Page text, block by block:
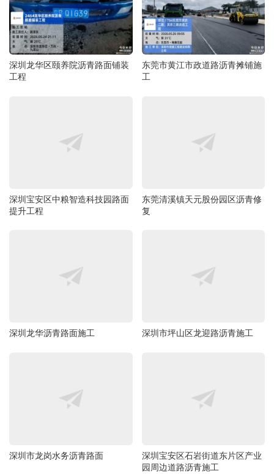
深圳龙华区颐养院沥青路面铺装
工程
东莞市黄江市政道路沥青摊铺施
工
深圳宝安区中粮智造科技园路面
提升工程
东莞清溪镇天元股份园区沥青修
复
深圳龙华沥青路面施工 深圳市坪山区龙迎路沥青施工
深圳市龙岗水务沥青路面
深圳宝安区石岩街道东片区产业
园周边道路沥青施工